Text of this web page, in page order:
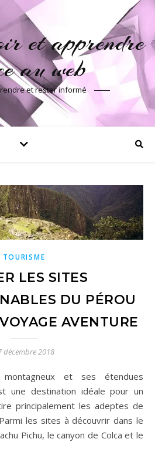
et apprendre
au web
et rester informé
TOURISME
LES SITES
DU PÉROU
AVENTURE
décembre 2018
une destination idéale pour un
principalement les adeptes de
les sites à découvrir dans le
Pichu, le canyon de Colca et le